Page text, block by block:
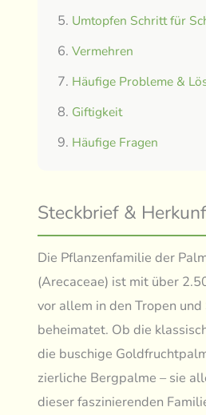
Umtopfen Schritt für
Vermehren
Häufige Probleme &
Giftigkeit
Häufige Fragen
Steckbrief &
Die Pflanzenfamilie der
(Arecaceae) ist mit über
vor allem in den Tropen
beheimatet. Ob die
die buschige
zierliche Bergpalme – sie
dieser faszinierenden